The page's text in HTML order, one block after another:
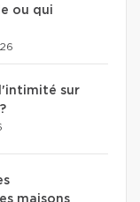
ou qui
sur